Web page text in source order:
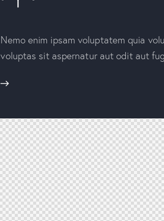
Nemo enim ipsam voluptatem quia
voluptas sit aspernatur aut odit aut